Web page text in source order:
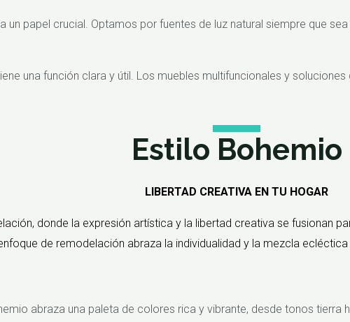
un papel crucial. Optamos por fuentes de luz natural siempre que
una función clara y útil. Los muebles multifuncionales y
Estilo Bohemio
LIBERTAD CREATIVA EN TU HOGAR
donde la expresión artística y la libertad creativa se fusionan
de remodelación abraza la individualidad y la mezcla
abraza una paleta de colores rica y vibrante, desde tonos